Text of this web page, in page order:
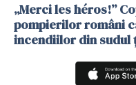
„Merci les héros!”
pompierilor români
incendiilor din sudul